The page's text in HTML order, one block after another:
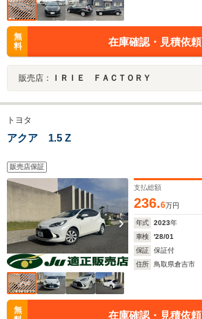
無
料
在庫確認・見積依頼
販売店： ＩＲＩＥ ＦＡＣＴＯＲＹ
トヨタ
アクア 1.5 Z
販売店保証
支払総額
236.6万円
年式 2023年
車検
'28/01
保証
保証付
住所
鳥取県倉吉市
無
在庫確認・見積依頼